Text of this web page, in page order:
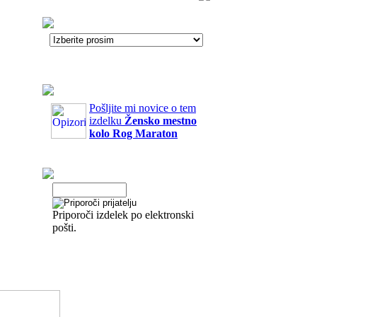
Pošljite mi novice o tem
izdelku Žensko mestno
kolo Rog Maraton
Priporoči izdelek po elektronski
pošti.